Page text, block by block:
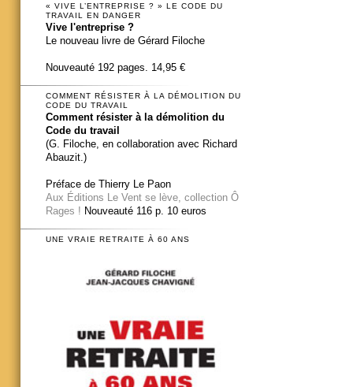
« VIVE L’ENTREPRISE ? » LE CODE DU
TRAVAIL EN DANGER
Vive l'entreprise ?
Le nouveau livre de Gérard Filoche
Nouveauté 192 pages. 14,95 €
COMMENT RÉSISTER À LA DÉMOLITION DU
CODE DU TRAVAIL
Comment résister à la démolition du
Code du travail
(G. Filoche, en collaboration avec Richard
Abauzit.)
Préface de Thierry Le Paon
Aux Éditions Le Vent se lève, collection Ô
Rages ! Nouveauté 116 p. 10 euros
UNE VRAIE RETRAITE À 60 ANS